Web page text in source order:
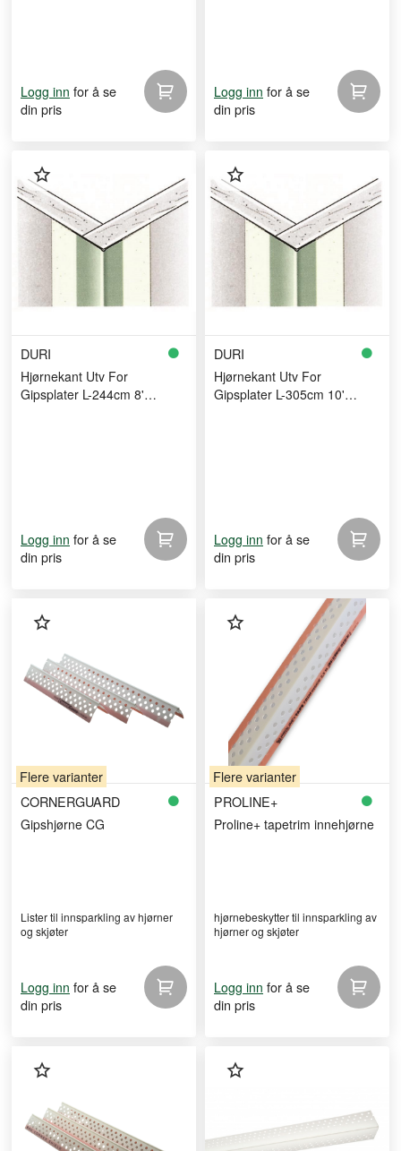
Logg inn for å se
din pris
Logg inn for å se
din pris
DURI
Hjørnekant Utv For
Gipsplater L-244cm 8'
Logg inn for å se
din pris
DURI
Hjørnekant Utv For
Gipsplater L-305cm 10'
Logg inn for å se
din pris
Flere varianter
CORNERGUARD
Gipshjørne CG
Lister til innsparkling av hjørner
og skjøter
Logg inn for å se
din pris
Flere varianter
PROLINE+
Proline+ tapetrim innehjørne
hjørnebeskytter til innsparkling av
hjørner og skjøter
Logg inn for å se
din pris